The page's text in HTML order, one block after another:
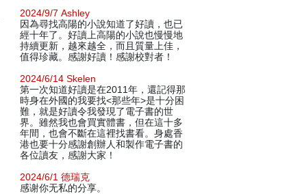
2024/9/7 Ashley
因為尋找高陽的小說知道了好讀，也已
經十年了。好讀上高陽的小說也慢慢地
持續更新，越來越全，而且質量上佳，
值得珍藏。感謝好讀！感謝校對者！
2024/6/14 Skelen
第一次知道好讀是在2011年，還記得那
時身在外國的我要找<那些年>是十分困
難，就是好讀令我發現了電子書的世
界。雖然我也會買實體書，但在這十多
年間，也會不斷在這裡找書看。身處香
港也要十分感謝創辦人和製作電子書的
各位讀友，感謝大家！
2024/6/1 德瑞克
感谢你无私的分享。